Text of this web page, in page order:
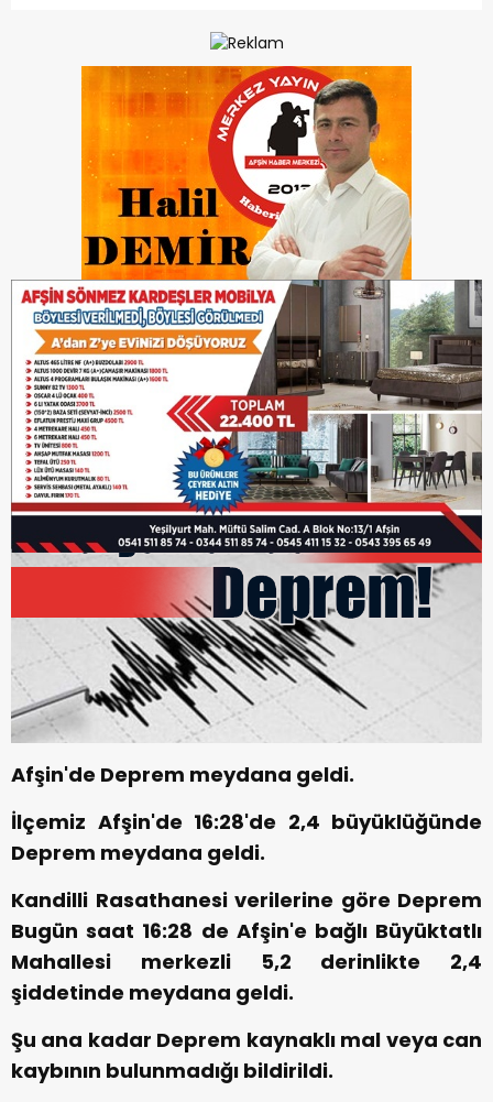
Afşin'de Deprem meydana geldi.
İlçemiz Afşin'de 16:28'de 2,4 büyüklüğünde
Deprem meydana geldi.
Kandilli Rasathanesi verilerine göre Deprem
Bugün saat 16:28 de Afşin'e bağlı Büyüktatlı
Mahallesi merkezli 5,2 derinlikte 2,4
şiddetinde meydana geldi.
Şu ana kadar Deprem kaynaklı mal veya can
kaybının bulunmadığı bildirildi.